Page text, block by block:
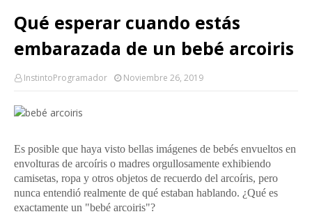
Qué esperar cuando estás
embarazada de un bebé arcoiris
InstintoProgramador Noviembre 26, 2019
Es posible que haya visto bellas imágenes de bebés envueltos en
envolturas de arcoíris o madres orgullosamente exhibiendo
camisetas, ropa y otros objetos de recuerdo del arcoíris, pero
nunca entendió realmente de qué estaban hablando. ¿Qué es
exactamente un "bebé arcoiris"?